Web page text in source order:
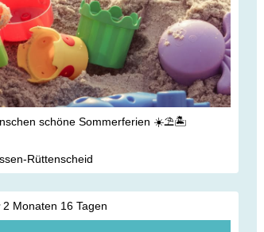
schöne Sommerferien ☀️⛱️🏝️
Rüttenscheid
2 Monaten 16 Tagen